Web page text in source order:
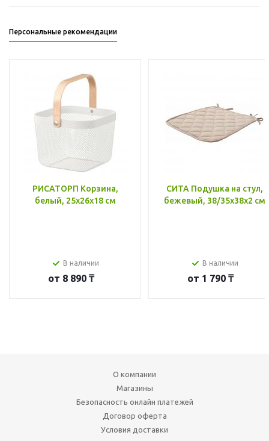
Персональные рекомендации
РИСАТОРП Корзина,
белый, 25x26x18 см
В наличии
от 8 890 ₸
СИТА Подушка на стул,
бежевый, 38/35x38x2 см
В наличии
от 1 790 ₸
О компании
Магазины
Безопасность онлайн платежей
Договор оферта
Условия доставки